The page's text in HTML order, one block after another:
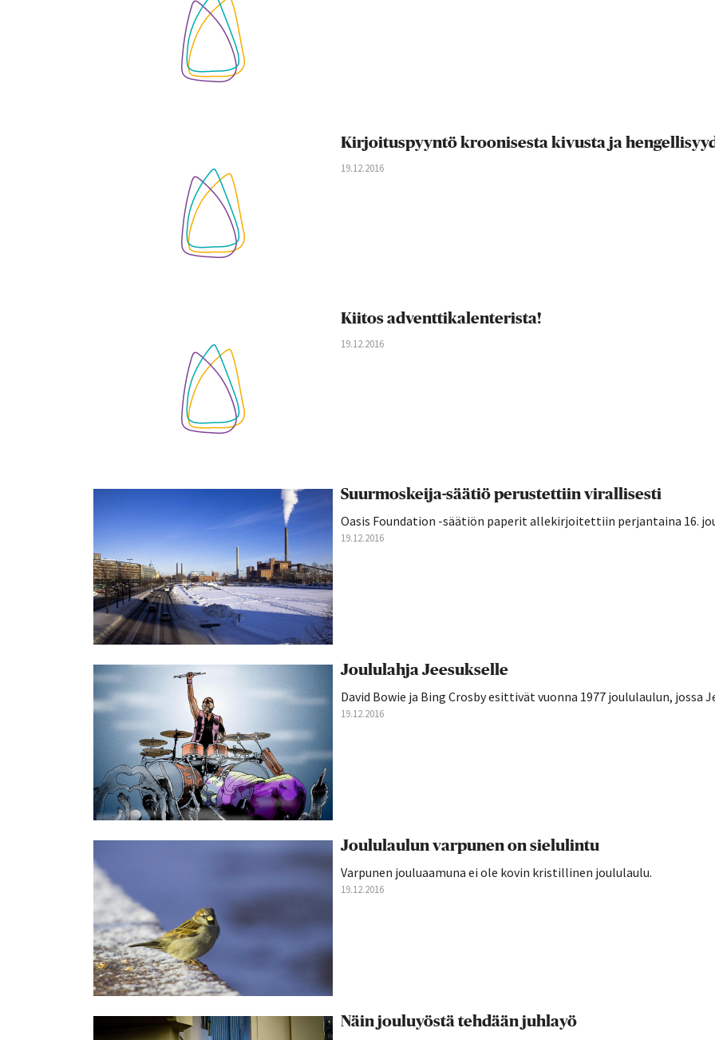
Kirjoituspyyntö kroonisesta kivusta ja
19.12.2016
Kiitos adventtikalenterista!
19.12.2016
Suurmoskeija-säätiö perustettiin virallisesti
Oasis Foundation -säätiön paperit allekirjoitettiin perjantaina 16.
19.12.2016
Joululahja Jeesukselle
David Bowie ja Bing Crosby esittivät vuonna 1977 joululaulun, jossa
19.12.2016
Joululaulun varpunen on sielulintu
Varpunen jouluaamuna ei ole kovin kristillinen joululaulu.
19.12.2016
Näin jouluyöstä tehdään juhlayö